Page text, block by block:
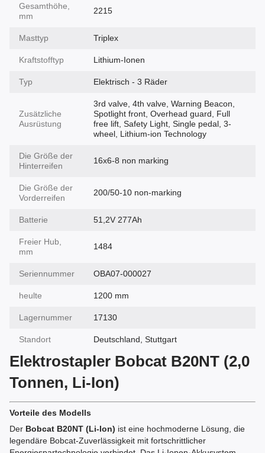
Gesamthöhe,
mm
2215
Masttyp Triplex
Kraftstofftyp Lithium-Ionen
Typ Elektrisch - 3 Räder
Zusätzliche
Ausrüstung
3rd valve, 4th valve, Warning Beacon,
Spotlight front, Overhead guard, Full
free lift, Safety Light, Single pedal, 3-
wheel, Lithium-ion Technology
Die Größe der
Hinterreifen
16x6-8 non marking
Die Größe der
Vorderreifen
200/50-10 non-marking
Batterie 51,2V 277Ah
Freier Hub,
mm
1484
Seriennummer OBA07-000027
heulte 1200 mm
Lagernummer 17130
Standort Deutschland, Stuttgart
Elektrostapler Bobcat B20NT (2,0
Tonnen, Li-Ion)
Vorteile des Modells
Der Bobcat B20NT (Li-Ion) ist eine hochmoderne Lösung, die
legendäre Bobcat-Zuverlässigkeit mit fortschrittlicher